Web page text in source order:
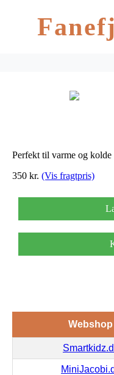
Perfekt til varme og kolde
350 kr. (Vis fragtpris)
Webshop